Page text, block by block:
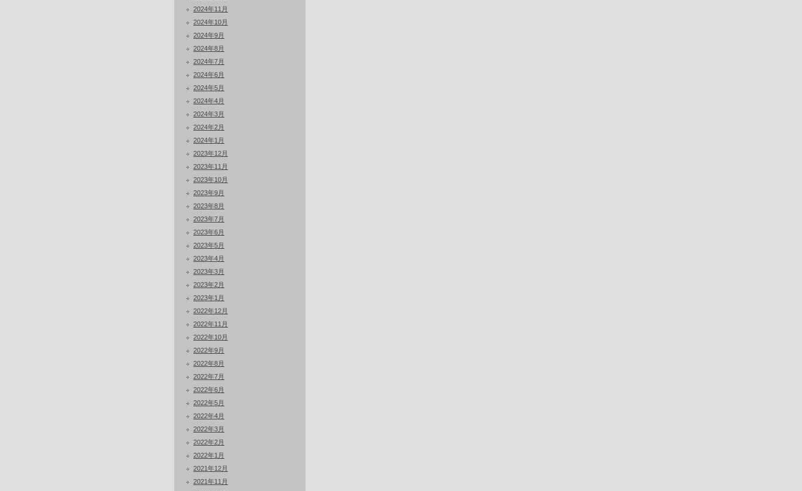
2024年11月
2024年10月
2024年9月
2024年8月
2024年7月
2024年6月
2024年5月
2024年4月
2024年3月
2024年2月
2024年1月
2023年12月
2023年11月
2023年10月
2023年9月
2023年8月
2023年7月
2023年6月
2023年5月
2023年4月
2023年3月
2023年2月
2023年1月
2022年12月
2022年11月
2022年10月
2022年9月
2022年8月
2022年7月
2022年6月
2022年5月
2022年4月
2022年3月
2022年2月
2022年1月
2021年12月
2021年11月